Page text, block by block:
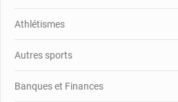
Athlétismes
Autres sports
Banques et Finances